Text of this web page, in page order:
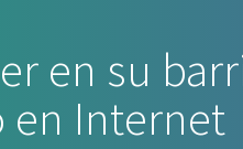
en su
Internet